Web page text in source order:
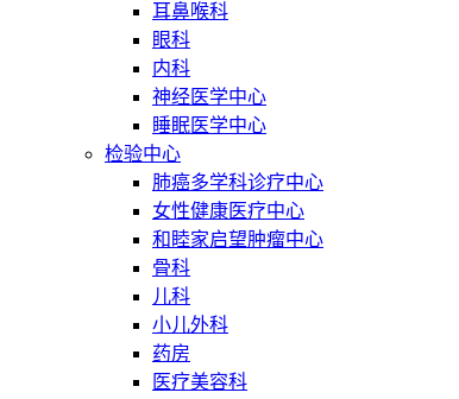
耳鼻喉科
眼科
内科
神经医学中心
睡眠医学中心
检验中心
肺癌多学科诊疗中心
女性健康医疗中心
和睦家启望肿瘤中心
骨科
儿科
小儿外科
药房
医疗美容科